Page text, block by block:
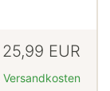
25,99 EUR
Versandkosten